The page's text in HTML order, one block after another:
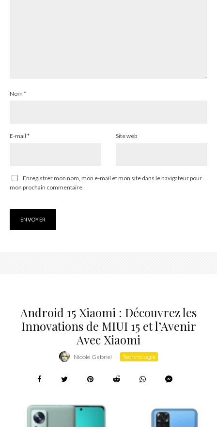
Nom *
E-mail * Site web
Enregistrer mon nom, mon e-mail et mon site dans le navigateur pour
mon prochain commentaire.
Android 15 Xiaomi : Découvrez les
Innovations de MIUI 15 et l’Avenir
Avec Xiaomi
Nicole Gabriel · Technologie